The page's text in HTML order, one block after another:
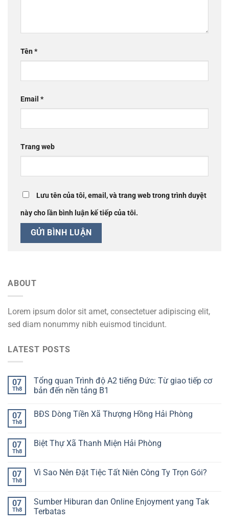
Tên*
Email *
Trang web
Lưu tên của tôi, email, và trang web trong trình duyệt
này cho lần bình luận kế tiếp của tôi.
ABOUT
Lorem ipsum dolor sit amet, consectetuer adipiscing elit,
sed diam nonummy nibh euismod tincidunt.
LATEST POSTS
07
Th8
Tổng quan Trình độ A2 tiếng Đức: Từ giao tiếp cơ
bản đến nền tảng B1
07
Th8
BĐS Dòng Tiền Xã Thượng Hồng Hải Phòng
07
Th8
Biệt Thự Xã Thanh Miện Hải Phòng
07
Th8
Vì Sao Nên Đặt Tiệc Tất Niên Công Ty Trọn Gói?
07
Th8
Sumber Hiburan dan Online Enjoyment yang Tak
Terbatas